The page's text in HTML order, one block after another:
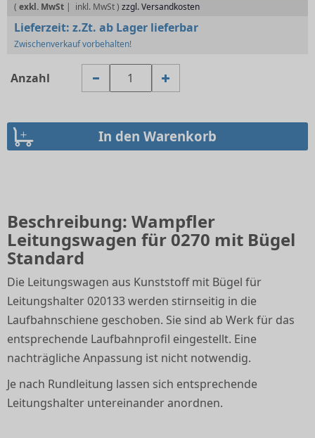
( exkl. MwSt | zzgl. Versandkosten
Lieferzeit: z.Zt. ab Lager lieferbar
Zwischenverkauf vorbehalten!
Anzahl
Beschreibung: Wampfler
Leitungswagen für 0270 mit Bügel
Standard
Die Leitungswagen aus Kunststoff mit Bügel für
Leitungshalter 020133 werden stirnseitig in die
Laufbahnschiene geschoben. Sie sind ab Werk für das
entsprechende Laufbahnprofil eingestellt. Eine
nachträgliche Anpassung ist nicht notwendig.
Je nach Rundleitung lassen sich entsprechende
Leitungshalter untereinander anordnen.